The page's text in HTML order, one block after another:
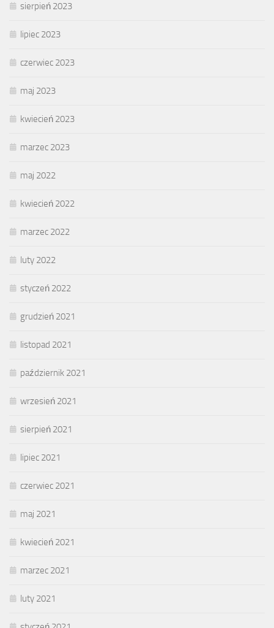
sierpień 2023
lipiec 2023
czerwiec 2023
maj 2023
kwiecień 2023
marzec 2023
maj 2022
kwiecień 2022
marzec 2022
luty 2022
styczeń 2022
grudzień 2021
listopad 2021
październik 2021
wrzesień 2021
sierpień 2021
lipiec 2021
czerwiec 2021
maj 2021
kwiecień 2021
marzec 2021
luty 2021